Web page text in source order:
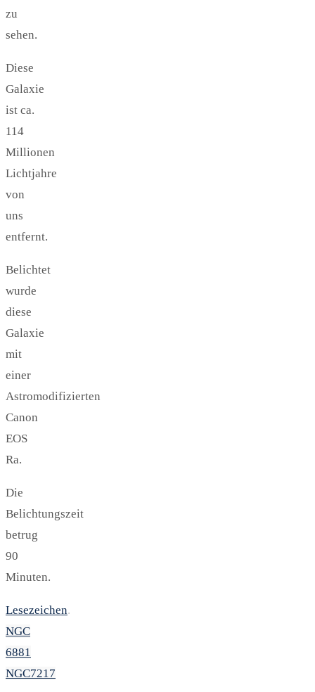
zu
sehen.
Diese
Galaxie
ist ca.
114
Millionen
Lichtjahre
von
uns
entfernt.
Belichtet
wurde
diese
Galaxie
mit
einer
Astromodifizierten
Canon
EOS
Ra.
Die
Belichtungszeit
betrug
90
Minuten.
Lesezeichen.
NGC
6881
NGC7217